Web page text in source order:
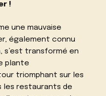
!
une mauvaise
également connu
s’est transformé en
plante
triomphant sur les
les restaurants de